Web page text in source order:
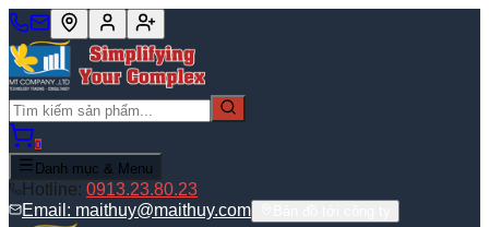
0
Danh mục & Menu
Hotline: 0913.23.80.23
Email: maithuy@maithuy.com